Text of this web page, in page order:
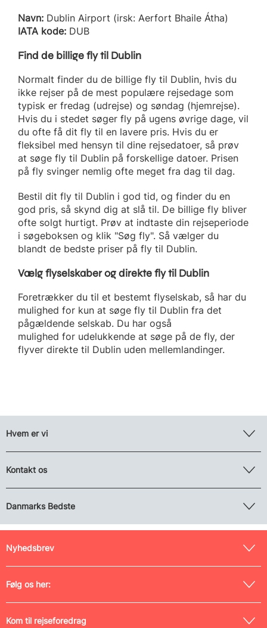
Navn: Dublin Airport (irsk: Aerfort Bhaile Átha)
IATA kode: DUB
Find de billige fly til Dublin
Normalt finder du de billige fly til Dublin, hvis du
ikke rejser på de mest populære rejsedage som
typisk er fredag (udrejse) og søndag (hjemrejse).
Hvis du i stedet søger fly på ugens øvrige dage, vil
du ofte få dit fly til en lavere pris. Hvis du er
fleksibel med hensyn til dine rejsedatoer, så prøv
at søge fly til Dublin på forskellige datoer. Prisen
på fly svinger nemlig ofte meget fra dag til dag.
Bestil dit fly til Dublin i god tid, og finder du en
god pris, så skynd dig at slå til. De billige fly bliver
ofte solgt hurtigt. Prøv at indtaste din rejseperiode
i søgeboksen og klik "Søg fly". Så vælger du
blandt de bedste priser på fly til Dublin.
Vælg flyselskaber og direkte fly til Dublin
Foretrækker du til et bestemt flyselskab, så har du
mulighed for kun at søge fly til Dublin fra det
pågældende selskab. Du har også
mulighed for udelukkende at søge på de fly, der
flyver direkte til Dublin uden mellemlandinger.
Hvem er vi
Kontakt os
Danmarks Bedste
Nyhedsbrev
Følg os her:
Kom til rejseforedrag